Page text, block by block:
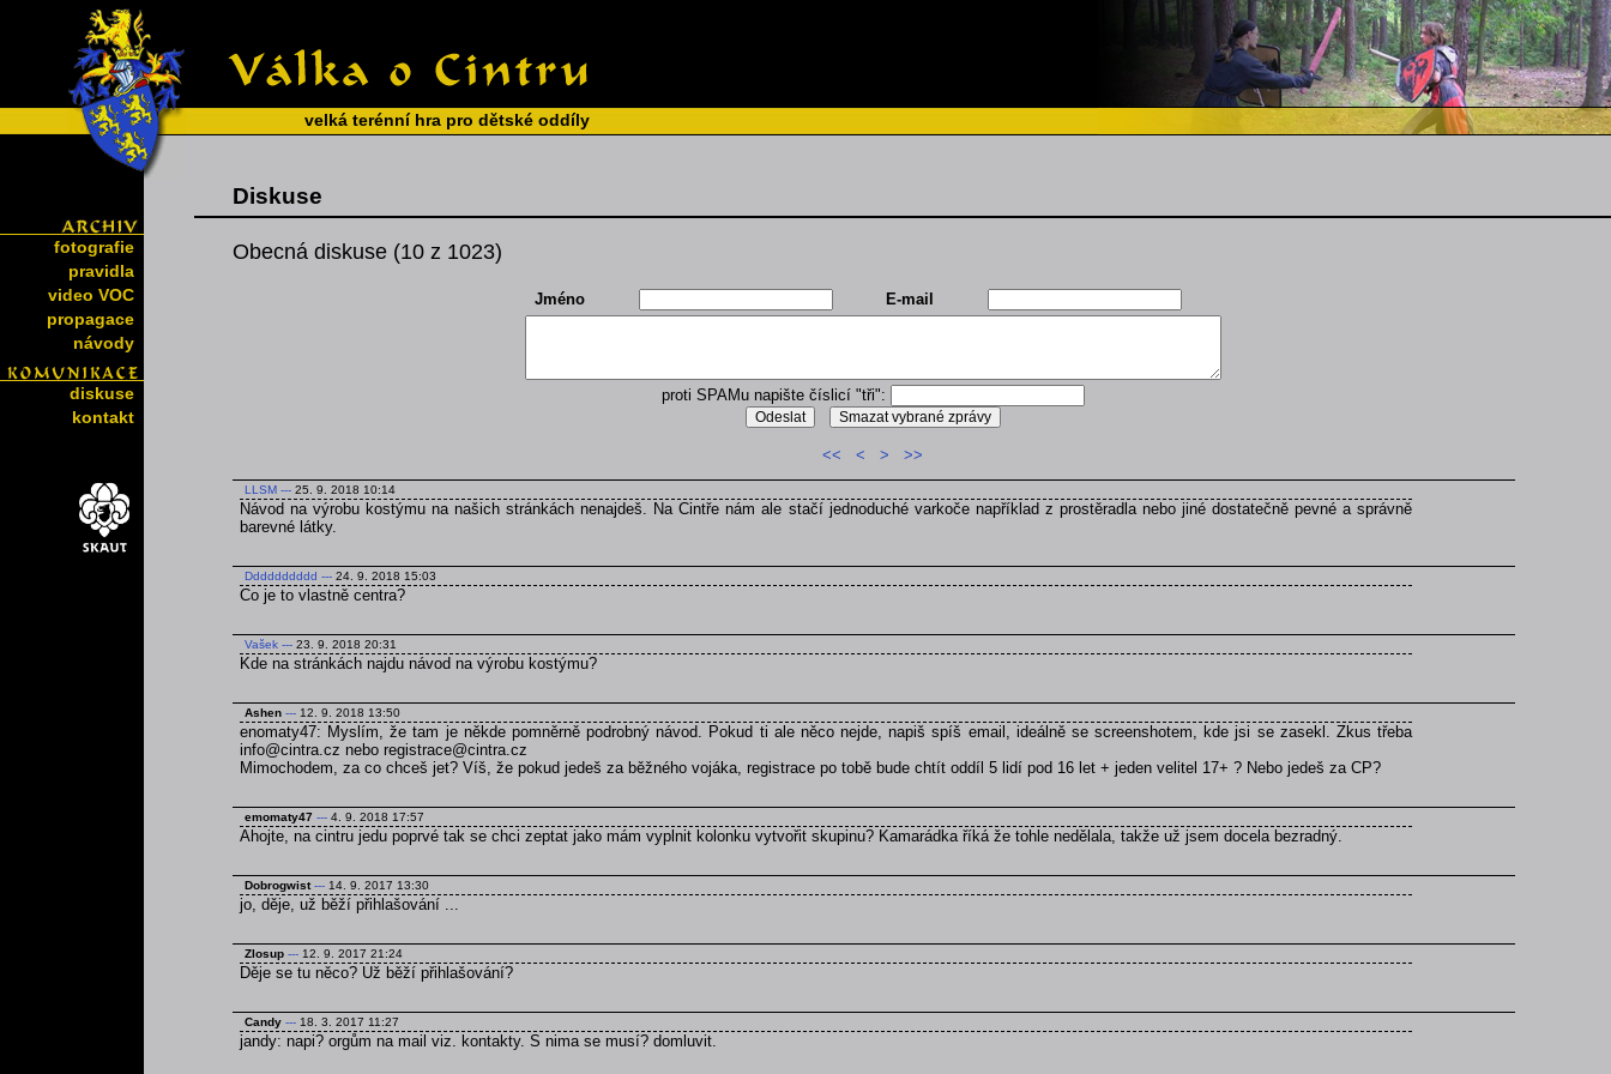
velká terénní hra pro dětské oddíly
fotografie
pravidla
video VOC
propagace
návody
diskuse
kontakt
Diskuse
Obecná diskuse (10 z 1023)
Jméno E-mail
proti SPAMu napište číslicí "tři":
<< < > >>
LLSM --- 25. 9. 2018 10:14
Návod na výrobu kostýmu na našich stránkách nenajdeš. Na Cintře nám ale stačí jednoduché varkoče například z prostěradla nebo jiné dostatečně pevné a správně
barevné látky.
Dddddddddd --- 24. 9. 2018 15:03
Co je to vlastně centra?
Vašek --- 23. 9. 2018 20:31
Kde na stránkách najdu návod na výrobu kostýmu?
Ashen --- 12. 9. 2018 13:50
enomaty47: Myslím, že tam je někde pomněrně podrobný návod. Pokud ti ale něco nejde, napiš spíš email, ideálně se screenshotem, kde jsi se zasekl. Zkus třeba
info@cintra.cz nebo registrace@cintra.cz
Mimochodem, za co chceš jet? Víš, že pokud jedeš za běžného vojáka, registrace po tobě bude chtít oddíl 5 lidí pod 16 let + jeden velitel 17+ ? Nebo jedeš za CP?
emomaty47 --- 4. 9. 2018 17:57
Ahojte, na cintru jedu poprvé tak se chci zeptat jako mám vyplnit kolonku vytvořit skupinu? Kamarádka říká že tohle nedělala, takže už jsem docela bezradný.
Dobrogwist --- 14. 9. 2017 13:30
jo, děje, už běží přihlašování ...
Zlosup --- 12. 9. 2017 21:24
Děje se tu něco? Už běží přihlašování?
Candy --- 18. 3. 2017 11:27
jandy: napi? orgům na mail viz. kontakty. S nima se musí? domluvit.